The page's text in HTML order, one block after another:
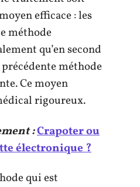
efficace : les
méthode
qu’en second
méthode
Ce moyen
rigoureux.
:Crapoter ou
électronique ?
qui est